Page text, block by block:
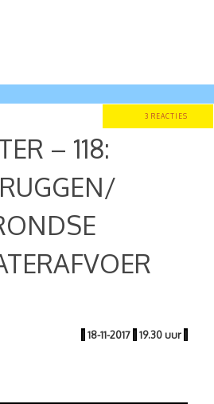
3 REACTIES
– 118:
| 18-11-2017 | 19.30 uur |